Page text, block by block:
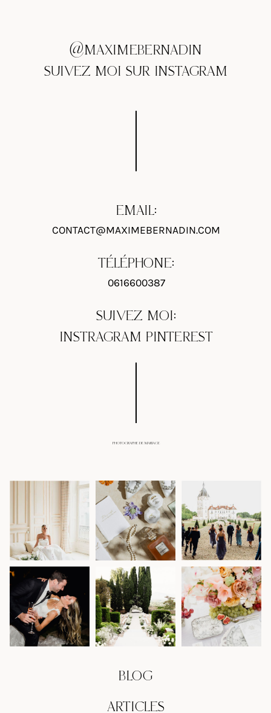
@MAXIMEBERNADIN
SUIVEZ MOI SUR INSTAGRAM
EMAIL:
CONTACT@MAXIMEBERNADIN.COM
TÉLÉPHONE:
0616600387
SUIVEZ MOI:
INSTRAGRAM PINTEREST
PHOTOGRAPHE DE MARIAGE
BLOG
ARTICLES